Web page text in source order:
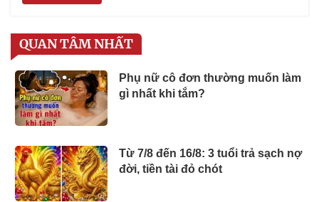
QUAN TÂM NHẤT
Phụ nữ cô đơn thường muốn làm
gì nhất khi tắm?
Từ 7/8 đến 16/8: 3 tuổi trả sạch nợ
đời, tiền tài đỏ chót